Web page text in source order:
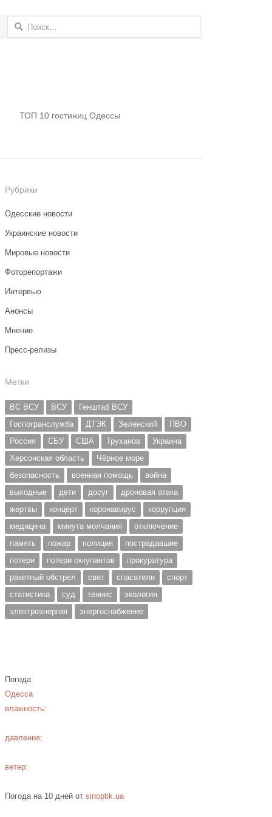
Найти:
ТОП 10 гостиниц Одессы
Рубрики
Одесские новости
Украинские новости
Мировые новости
Фоторепортажи
Интервью
Анонсы
Мнение
Пресс-релизы
Метки
ВС ВСУ ВСУ
Генштаб ВСУ
Госпогранслужба
ДТЭК Зеленский
ПВО
Россия
СБУ США Труханов
Украина
Херсонская область
Чёрное море
безопасность
военная помощь
война
выходные
дети досуг
дроновая атака
жертвы
концерт коронавирус
коррупция
медицина
минута молчания
отключение
память
пожар полиция
пострадавшие
потери
потери оккупантов
прокуратура
ракетный обстрел
свет спасатели
спорт
статистика
суд теннис
экология
электроэнергия
энергоснабжение
Погода
Одесса
влажность:
давление:
ветер:
Погода на 10 дней отsinoptik.ua